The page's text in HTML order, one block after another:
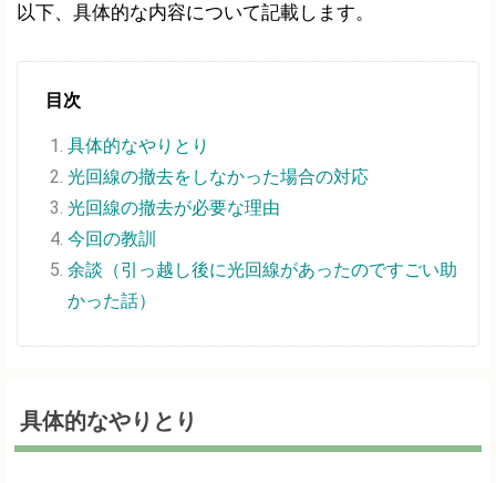
以下、具体的な内容について記載します。
目次
具体的なやりとり
光回線の撤去をしなかった場合の対応
光回線の撤去が必要な理由
今回の教訓
余談（引っ越し後に光回線があったのですごい助
かった話）
具体的なやりとり